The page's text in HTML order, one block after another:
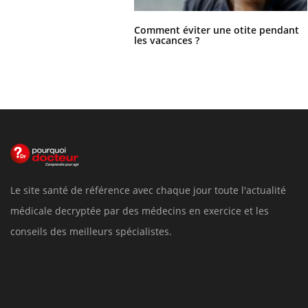
Comment éviter une otite pendant
les vacances ?
Le site santé de référence avec chaque jour toute l'actualité
médicale decryptée par des médecins en exercice et les
conseils des meilleurs spécialistes.